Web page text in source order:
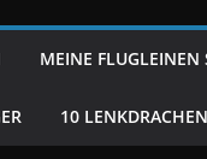
MEINE FLUGLEINEN
10